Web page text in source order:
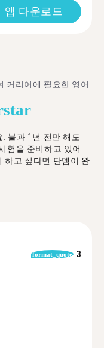
앱 다운로드
커리어에 필요한 영어
star
불과 1년 전만 해도
험을 준비하고 있어
하고 싶다면 탄뎀이 완
format_quote 3